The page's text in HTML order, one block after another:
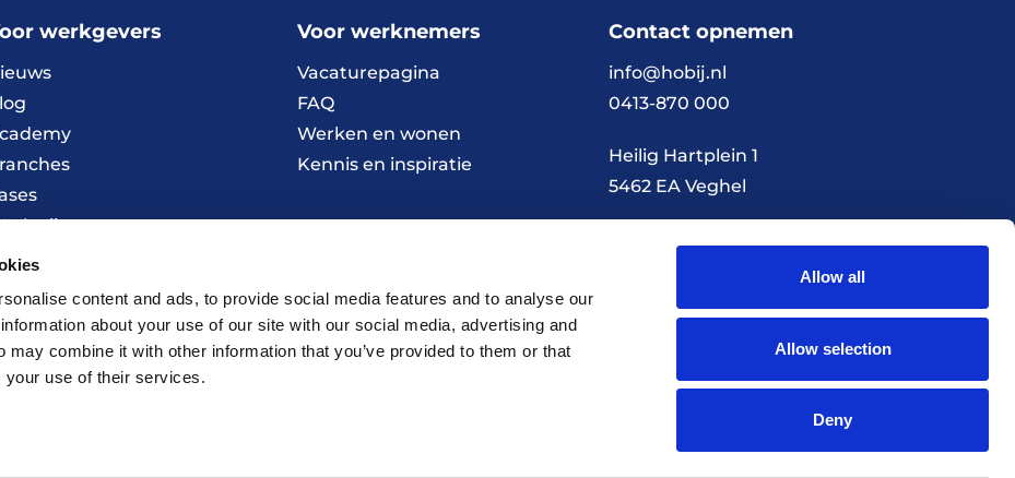
content and ads, to provide social media features and to analyse our
about your use of our site with our social media, advertising and
may combine it with other information that you’ve provided to them or that
your use of their services.
Allow all
Allow selection
Deny
werkgevers Voor werknemers
Vacaturepagina
FAQ
Werken en wonen
Kennis en inspiratie
Contact opnemen
info@hobij.nl
0413-870 000
Heilig Hartplein 1
5462 EA Veghel
Algemene voorwaarden
Realisatie door Every Day